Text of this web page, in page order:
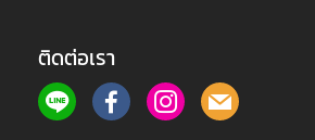
ติดต่อเรา